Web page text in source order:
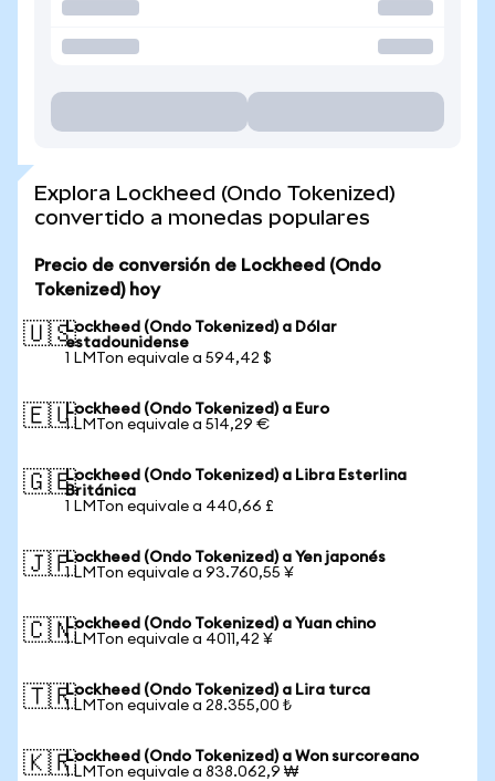
Explora Lockheed (Ondo Tokenized)
convertido a monedas populares
Precio de conversión de Lockheed (Ondo
Tokenized) hoy
🇺🇸Lockheed (Ondo Tokenized) a Dólar
estadounidense
1 LMTon equivale a 594,42 $
🇪🇺Lockheed (Ondo Tokenized) a Euro
1 LMTon equivale a 514,29 €
🇬🇧Lockheed (Ondo Tokenized) a Libra Esterlina
Británica
1 LMTon equivale a 440,66 £
🇯🇵Lockheed (Ondo Tokenized) a Yen japonés
1 LMTon equivale a 93.760,55 ¥
🇨🇳Lockheed (Ondo Tokenized) a Yuan chino
1 LMTon equivale a 4011,42 ¥
🇹🇷Lockheed (Ondo Tokenized) a Lira turca
1 LMTon equivale a 28.355,00 ₺
🇰🇷Lockheed (Ondo Tokenized) a Won surcoreano
1 LMTon equivale a 838.062,9 ₩